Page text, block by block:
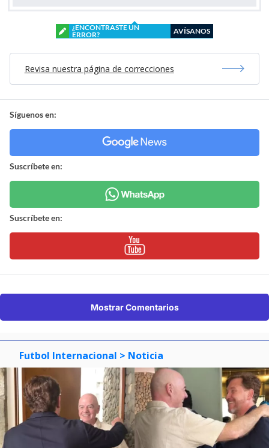
¿ENCONTRASTE UN
ERROR?
AVÍSANOS
Revisa nuestra página de correcciones
Síguenos en:
Suscríbete en:
Suscríbete en:
Mostrar Comentarios
Futbol Internacional > Noticia